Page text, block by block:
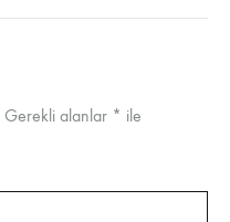
Gerekli alanlar * ile